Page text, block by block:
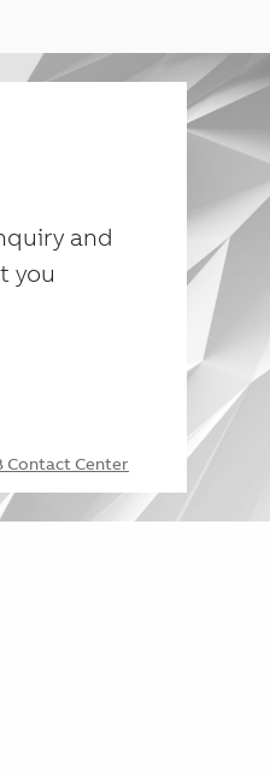
and
you
Contact Center